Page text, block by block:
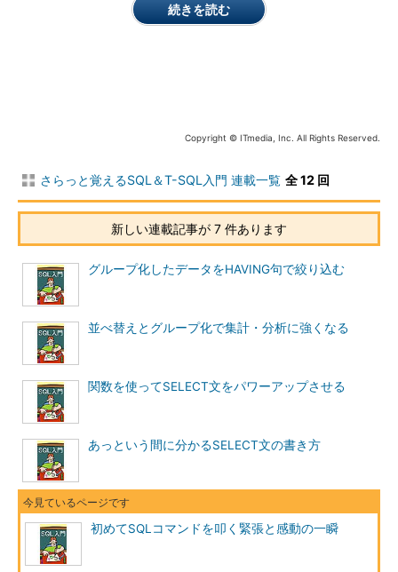
2．DML（Data Manipulation Language：データ操作言語）
テーブルに格納されたレコードを取得する
INSERTテーブルへレコードを追加する
DELETEテーブルからレコードを削除する
3．DCL（Data Control Language：データ制御言語）
データベースの制御やトランザクションを制御するために定義
されている言語です。主に次のような命令文が含まれています。
COMMIT
ROLLBACK
GRANTデータを操作する権限をユーザーに与える
REVOKE
上記に挙げた以外にも多種多様な命令がSQLには存在していま
す。すべてを取り上げているとそれだけで連載が終わってしまう
ので、本連載では主にDMLを取り上げます。DMLをマスターで
きた方はDDL、DCLと学習を進めていきましょう。
続きを読む
Copyright © ITmedia, Inc. All Rights Reserved.
さらっと覚えるSQL＆T-SQL入門 連載一覧 全 12 回
新しい連載記事が 7 件あります
グループ化したデータをHAVING句で絞り込む
並べ替えとグループ化で集計・分析に強くなる
関数を使ってSELECT文をパワーアップさせる
あっという間に分かるSELECT文の書き方
初めてSQLコマンドを叩く緊張と感動の一瞬